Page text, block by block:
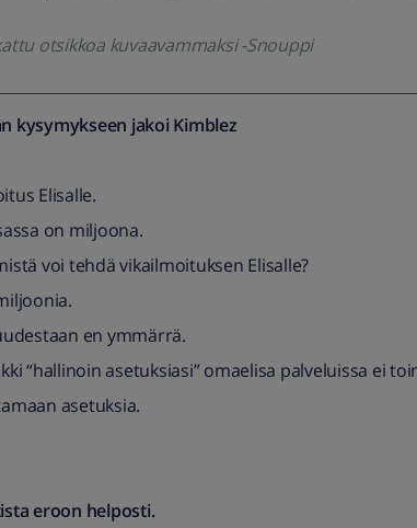
otsikkoa kuvaavammaksi -Snouppi
kysymykseen jakoi Kimblez
Elisalle.
on miljoona.
voi tehdä vikailmoituksen Elisalle?
en ymmärrä.
“hallinoin asetuksiasi” omaelisa palveluissa ei
asetuksia.
eroon helposti.